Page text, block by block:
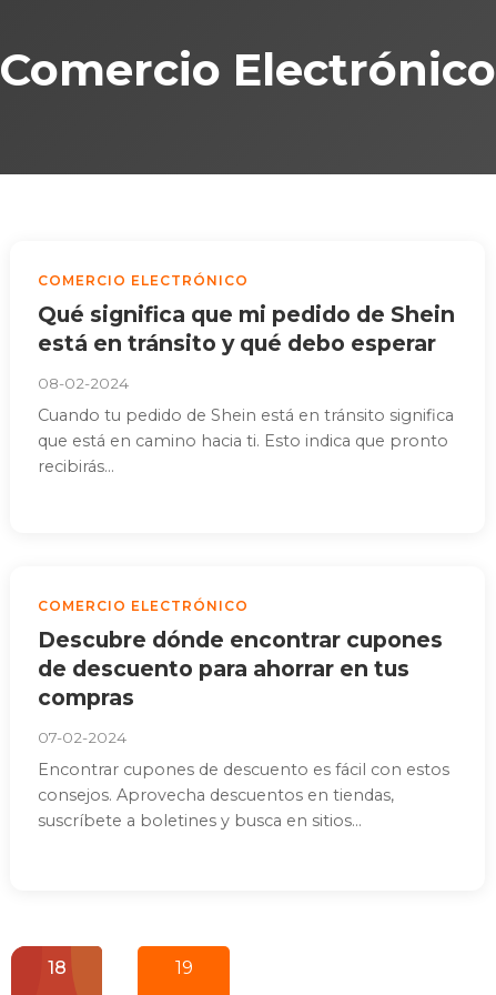
Comercio Electrónico
COMERCIO ELECTRÓNICO
Qué significa que mi pedido de Shein
está en tránsito y qué debo esperar
08-02-2024
Cuando tu pedido de Shein está en tránsito significa
que está en camino hacia ti. Esto indica que pronto
recibirás...
COMERCIO ELECTRÓNICO
Descubre dónde encontrar cupones
de descuento para ahorrar en tus
compras
07-02-2024
Encontrar cupones de descuento es fácil con estos
consejos. Aprovecha descuentos en tiendas,
suscríbete a boletines y busca en sitios...
18 19